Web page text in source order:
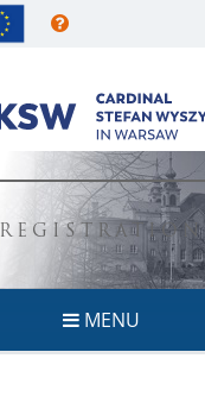
REGISTRATION
MENU